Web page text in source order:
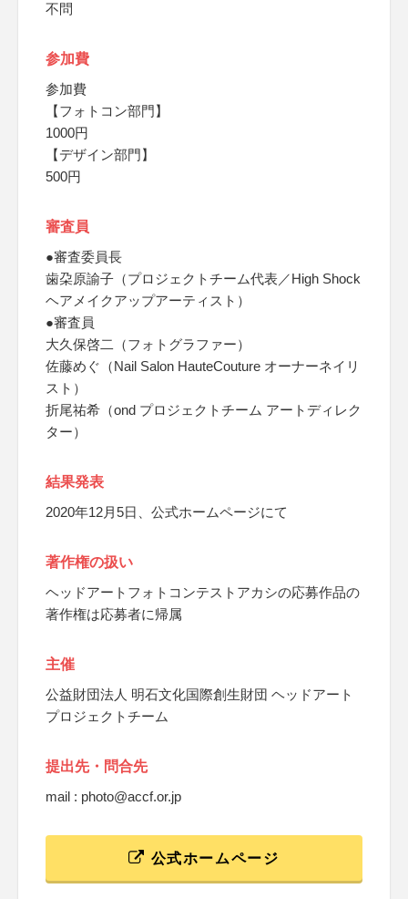
不問
参加費
参加費
【フォトコン部門】
1000円
【デザイン部門】
500円
審査員
●審査委員長
歯朶原諭子（プロジェクトチーム代表／High Shock
ヘアメイクアップアーティスト）
●審査員
大久保啓二（フォトグラファー）
佐藤めぐ（Nail Salon HauteCouture オーナーネイリ
スト）
折尾祐希（ond プロジェクトチーム アートディレク
ター）
結果発表
2020年12月5日、公式ホームページにて
著作権の扱い
ヘッドアートフォトコンテストアカシの応募作品の
著作権は応募者に帰属
主催
公益財団法人 明石文化国際創生財団 ヘッドアート
プロジェクトチーム
提出先・問合先
mail : photo@accf.or.jp
公式ホームページ